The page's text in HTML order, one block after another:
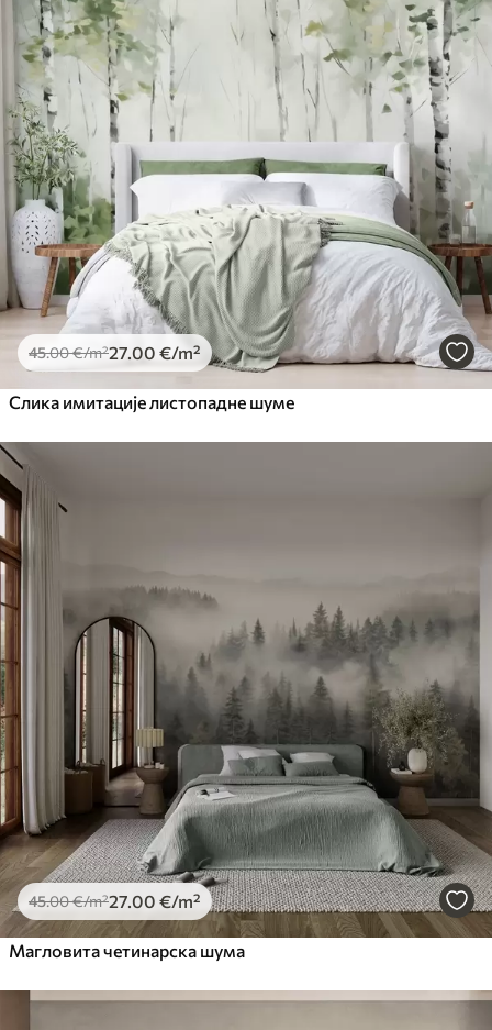
45.00€/m²27 .00 €/m²
Слика имитације листопадне шуме
45.00€/m²27 .00 €/m²
Магловита четинарска шума